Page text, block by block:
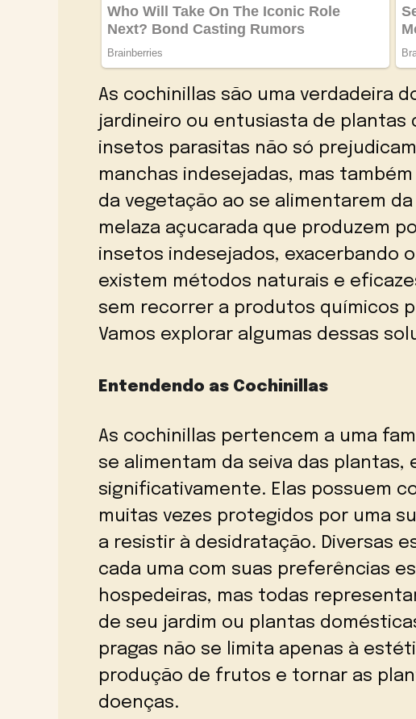
As cochinillas são uma verdadeira
jardineiro ou entusiasta de plantas
insetos parasitas não só
manchas indesejadas, mas
da vegetação ao se alimentarem
melaza açucarada que produzem
insetos indesejados, exacerbando
existem métodos naturais e
sem recorrer a produtos químicos
Vamos explorar algumas dessas
Entendendo as Cochinillas
As cochinillas pertencem a uma
se alimentam da seiva das
significativamente. Elas possuem
muitas vezes protegidos por uma
a resistir à desidratação. Diversas
cada uma com suas preferências
hospedeiras, mas todas
de seu jardim ou plantas
pragas não se limita apenas à
produção de frutos e tornar as
doenças.